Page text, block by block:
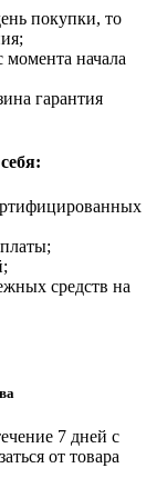
покупки, то
момента начала
гарантия
средств на
7 дней с
от товара